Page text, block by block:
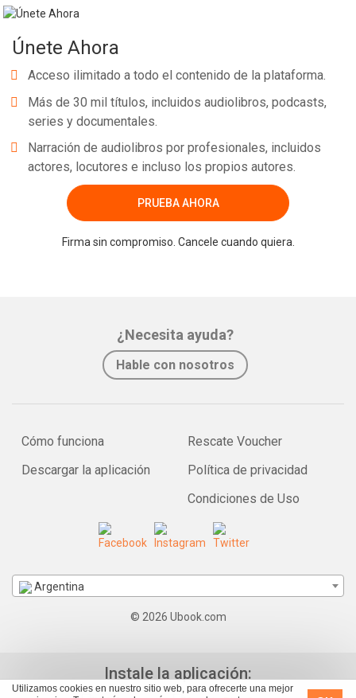
Utilizamos cookies en nuestro sitio web, para ofrecerte una mejor
Únete Ahora
Acceso ilimitado a todo el contenido de la plataforma.
Más de 30 mil títulos, incluidos audiolibros, podcasts,
series y documentales.
Narración de audiolibros por profesionales, incluidos
actores, locutores e incluso los propios autores.
PRUEBA AHORA
Firma sin compromiso. Cancele cuando quiera.
¿Necesita ayuda?
Hable con nosotros
Cómo funciona
Descargar la aplicación
Rescate Voucher
Política de privacidad
Condiciones de Uso
Argentina
© 2026 Ubook.com
Instale la aplicación: